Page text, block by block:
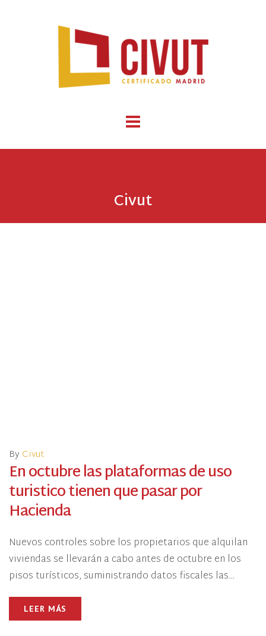
Civut
By Civut
En octubre las plataformas de uso
turistico tienen que pasar por
Hacienda
Nuevos controles sobre los propietarios que alquilan
viviendas se llevarán a cabo antes de octubre en los
pisos turísticos, suministrando datos fiscales las…
LEER MÁS